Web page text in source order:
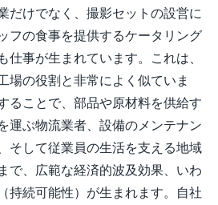
だけでなく、撮影セットの設営に
フの食事を提供するケータリング
事が生まれています。これは、
場の役割と非常によく似ていま
ることで、部品や原材料を供給す
運ぶ物流業者、設備のメンテナン
そして従業員の生活を支える地域
で、広範な経済的波及効果、いわ
持続可能性）が生まれます。自社